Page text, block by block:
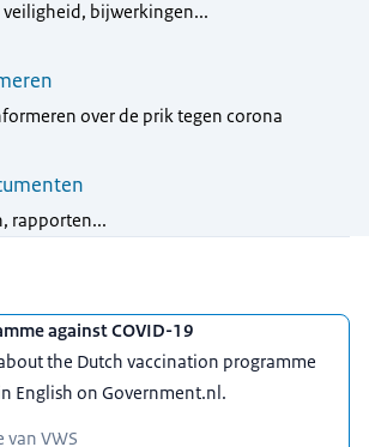
veiligheid, bijwerkingen...
over de prik tegen corona
rapporten...
against COVID-19
the Dutch vaccination programme
English on Government.nl.
VWS